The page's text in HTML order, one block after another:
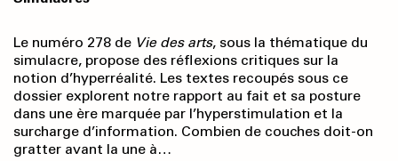
Le numéro 278 de Vie des arts, sous la thématique du
simulacre, propose des réflexions critiques sur la
notion d’hyperréalité. Les textes recoupés sous ce
dossier explorent notre rapport au fait et sa posture
dans une ère marquée par l’hyperstimulation et la
surcharge d’information. Combien de couches doit-on
gratter avant la une à…